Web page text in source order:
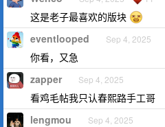
这是老子最喜欢的版块
eventlooped Sep 4, 2025
你看，又急
zapper Sep 4, 2025
看鸡毛帖我只认春熙路手工哥
lengmou Sep 4, 2025